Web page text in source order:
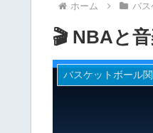
ホーム バス
🎬 NBAと
バスケットボール